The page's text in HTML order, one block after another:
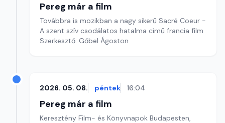
Pereg már a film
Továbbra is mozikban a nagy sikerű Sacré Coeur -
A szent szív csodálatos hatalma című francia film
Szerkesztő: Gőbel Ágoston
2026. 05. 08. péntek 16:04
Pereg már a film
Keresztény Film- és Könyvnapok Budapesten,